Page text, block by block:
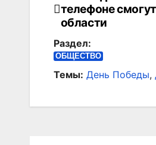
по
записям
телефоне
области
Раздел:
ОБЩЕСТВО
Темы: День Победы,